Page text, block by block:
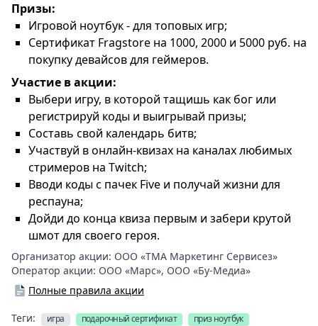
Призы:
Игровой ноутбук - для топовых игр;
Сертификат Fragstore на 1000, 2000 и 5000 руб. на
покупку девайсов для геймеров.
Участие в акции:
Выбери игру, в которой тащишь как бог или
регистрируй коды и выигрывай призы;
Составь свой календарь битв;
Участвуй в онлайн-квизах на каналах любимых
стримеров на Twitch;
Вводи коды с пачек Five и получай жизни для
респауна;
Дойди до конца квиза первым и забери крутой
шмот для своего героя.
Организатор акции: ООО «ТМА Маркетинг Сервисез»
Оператор акции: ООО «Марс», ООО «Бу-Медиа»
Полные правила акции
Теги: игра подарочный сертификат приз ноутбук